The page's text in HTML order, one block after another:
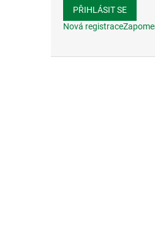
PŘIHLÁSIT SE
Nová registrace